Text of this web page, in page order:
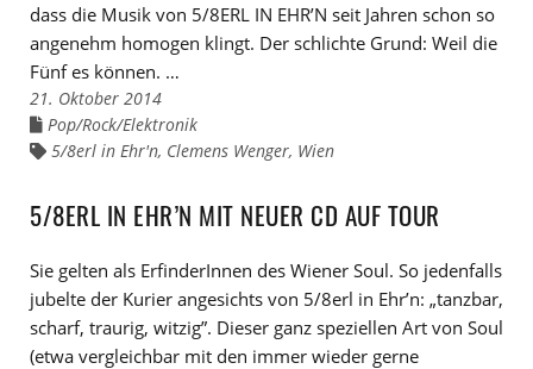
dass die Musik von 5/8ERL IN EHR’N seit Jahren schon so
angenehm homogen klingt. Der schlichte Grund: Weil die
Fünf es können. …
21. Oktober 2014
Links
den
Pop/Rock/Elektronik
Links
5/8erl in Ehr'n, Clemens Wenger, Wien
5/8ERL IN EHR’N MIT NEUER CD AUF TOUR
Sie gelten als ErfinderInnen des Wiener Soul. So jedenfalls
jubelte der Kurier angesichts von 5/8erl in Ehr’n: „tanzbar,
scharf, traurig, witzig”. Dieser ganz speziellen Art von Soul
(etwa vergleichbar mit den immer wieder gerne